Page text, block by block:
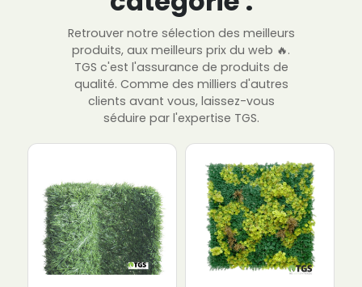
Retrouver notre sélection des meilleurs
produits, aux meilleurs prix du web 🔥.
TGS c'est l'assurance de produits de
qualité. Comme des milliers d'autres
clients avant vous, laissez-vous
séduire par l'expertise TGS.